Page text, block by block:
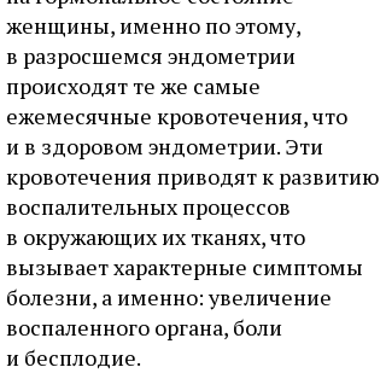
женщины, именно по этому,
в разросшемся эндометрии
происходят те же самые
ежемесячные кровотечения, что
и в здоровом эндометрии. Эти
кровотечения приводят к развитию
воспалительных процессов
в окружающих их тканях, что
вызывает характерные симптомы
болезни, а именно: увеличение
воспаленного органа, боли
и бесплодие.